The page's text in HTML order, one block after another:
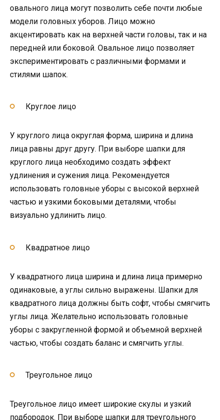
овального лица могут позволить себе почти любые
модели головных уборов. Лицо можно
акцентировать как на верхней части головы, так и на
передней или боковой. Овальное лицо позволяет
экспериментировать с различными формами и
стилями шапок.
Круглое лицо
У круглого лица округлая форма, ширина и длина
лица равны друг другу. При выборе шапки для
круглого лица необходимо создать эффект
удлинения и сужения лица. Рекомендуется
использовать головные уборы с высокой верхней
частью и узкими боковыми деталями, чтобы
визуально удлинить лицо.
Квадратное лицо
У квадратного лица ширина и длина лица примерно
одинаковые, а углы сильно выражены. Шапки для
квадратного лица должны быть софт, чтобы смягчить
углы лица. Желательно использовать головные
уборы с закругленной формой и объемной верхней
частью, чтобы создать баланс и смягчить углы.
Треугольное лицо
Треугольное лицо имеет широкие скулы и узкий
подбородок. При выборе шапки для треугольного